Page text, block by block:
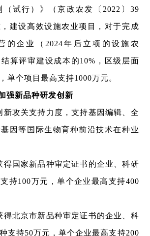
（试行）》（京政农发〔2022〕39
建设高效设施农业项目，对于完成
的企业（2024年后立项的设施农
算评审建设成本的10%，区级层面
单个项目最高支持1000万元。
强新品种研发创新
新攻关支持力度，支持基因编辑、全
因等国际生物育种前沿技术在种业
得国家新品种审定证书的企业、科研
持100万元，单个企业最高支持400
得北京市新品种审定证书的企业、科
支持50万元，单个企业最高支持200